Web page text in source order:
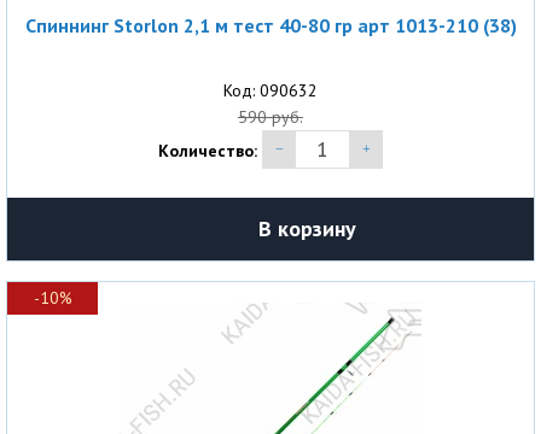
Спиннинг Storlon 2,1 м тест 40-80 гр арт 1013-210 (38)
Код: 090632
590 руб.
Количество:
В корзину
-10%